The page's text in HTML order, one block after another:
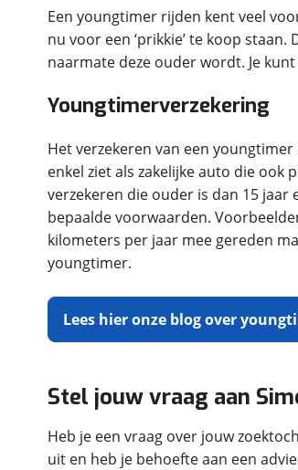
Een youngtimer rijden kent veel
nu voor een ‘prikkie’ te koop
naarmate deze ouder wordt. Je
Youngtimerverzekering
Het verzekeren van een
enkel ziet als zakelijke auto die
verzekeren die ouder is dan 15
bepaalde voorwaarden.
kilometers per jaar mee gereden
youngtimer.
Lees hier onze blog over
Stel jouw vraag aan
Heb je een vraag over jouw
uit en heb je behoefte aan een